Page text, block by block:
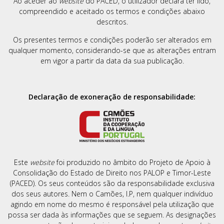
compreendido e aceitado os termos e condições abaixo
descritos.
Os presentes termos e condições poderão ser alterados em
qualquer momento, considerando-se que as alterações entram
em vigor a partir da data da sua publicação.
Declaração de exoneração de responsabilidade:
Este websitefoi produzido no âmbito do Projeto de Apoio à
Consolidação do Estado de Direito nos PALOP e Timor-Leste
(PACED). Os seus conteúdos são da responsabilidade exclusiva
dos seus autores. Nem o Camões, I.P, nem qualquer indivíduo
agindo em nome do mesmo é responsável pela utilização que
possa ser dada às informações que se seguem. As designações